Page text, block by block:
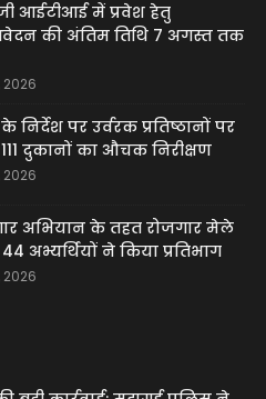
आईटीआई में प्रवेश हेतु
की अंतिम तिथि 7 अगस्त तक
निर्देश पर उर्वरक प्रतिष्ठानों पर
111 दुकानों का औचक निरीक्षण
अभियान के तहत रोजगार मेले
अभ्यर्थियों ने किया प्रतिभाग